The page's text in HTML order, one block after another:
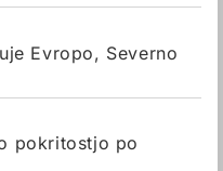
Evropo, Severno
pokritostjo po